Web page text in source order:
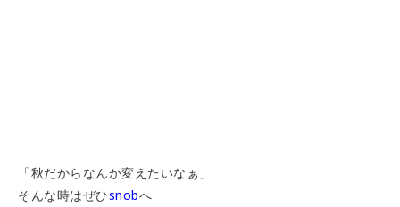
「秋だからなんか変えたいなぁ」
そんな時はぜひsnobへ